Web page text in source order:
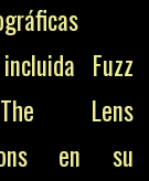
Fuzz
Lens
en su